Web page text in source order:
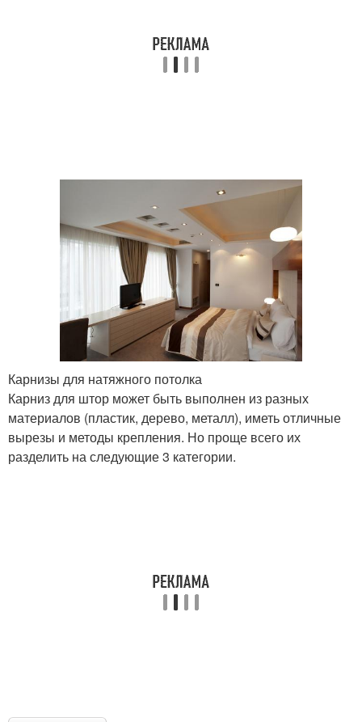
Карнизы для натяжного потолка
Карниз для штор может быть выполнен из разных
материалов (пластик, дерево, металл), иметь отличные
вырезы и методы крепления. Но проще всего их
разделить на следующие 3 категории.